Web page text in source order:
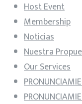
Host Event
Membership
Noticias
Nuestra
Our Services